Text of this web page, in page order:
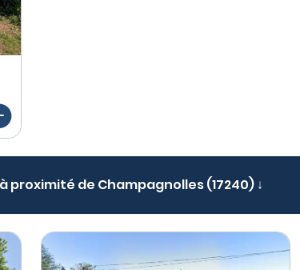
proximité de Champagnolles (17240) ↓